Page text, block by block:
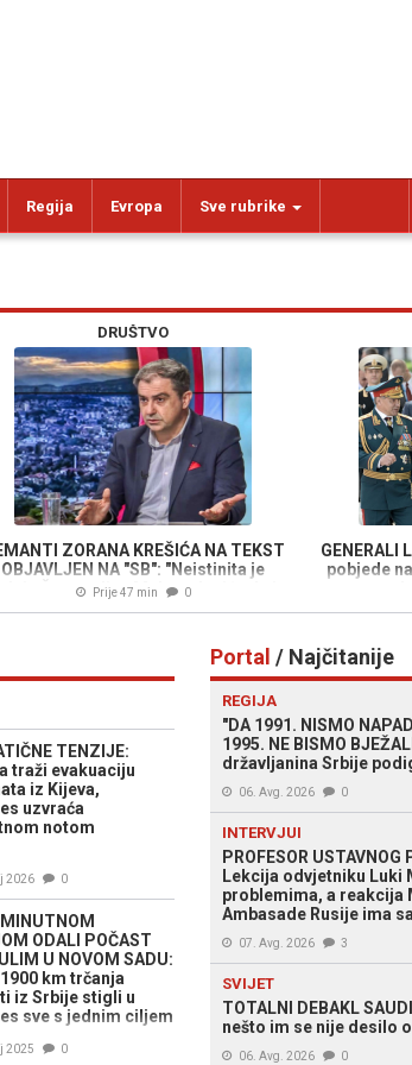
Regija Evropa Sve rubrike
DRUŠTVO
ZORANA KREŠIĆA NA TEKST
OBJAVLJEN NA "SB": "Neistinita je
Šemsudina Mehmedovića da ja
Prije 47 min 0
GENERALI
pobjede
TENZIJE:
traži evakuaciju
iz Kijeva,
uzvraća
notom
2026 0
ODALI POČAST
U NOVOM SADU:
km trčanja
iz Srbije stigli u
sve s jednim ciljem
2025 0
Portal / Najčitanije
REGIJA
"DA 1991. NISMO
1995. NE BISMO
državljanina Srbije
06. Avg. 2026 0
INTERVJUI
PROFESOR USTAVNOG
Lekcija odvjetniku Luki
problemima, a reakcija
Ambasade Rusije ima
07. Avg. 2026 3
SVIJET
TOTALNI DEBAKL
nešto im se nije desilo
06. Avg. 2026 0